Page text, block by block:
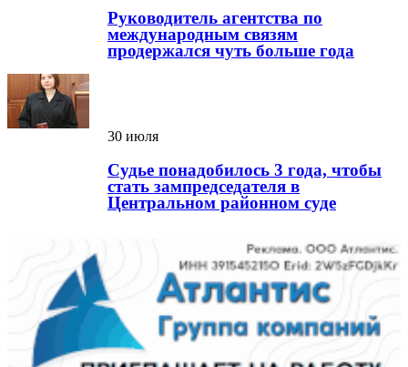
Руководитель агентства по
международным связям
продержался чуть больше года
30 июля
Судье понадобилось 3 года, чтобы
стать зампредседателя в
Центральном районном суде